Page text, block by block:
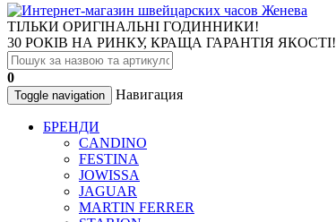
ТІЛЬКИ ОРИГІНАЛЬНІ ГОДИННИКИ!
30 РОКІВ НА РИНКУ, КРАЩА ГАРАНТІЯ ЯКОСТІ!
0
Toggle navigation Навигация
БРЕНДИ
CANDINO
FESTINA
JOWISSA
JAGUAR
MARTIN FERRER